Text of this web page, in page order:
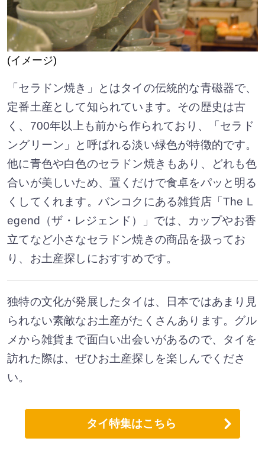
(イメージ)
「セラドン焼き」とはタイの伝統的な青磁器で、
定番土産として知られています。その歴史は古
く、700年以上も前から作られており、「セラド
ングリーン」と呼ばれる淡い緑色が特徴的です。
他に青色や白色のセラドン焼きもあり、どれも色
合いが美しいため、置くだけで食卓をパッと明る
くしてくれます。バンコクにある雑貨店「The L
egend（ザ・レジェンド）」では、カップやお香
立てなど小さなセラドン焼きの商品を扱ってお
り、お土産探しにおすすめです。
独特の文化が発展したタイは、日本ではあまり見
られない素敵なお土産がたくさんあります。グル
メから雑貨まで面白い出会いがあるので、タイを
訪れた際は、ぜひお土産探しを楽しんでくださ
い。
タイ特集はこちら